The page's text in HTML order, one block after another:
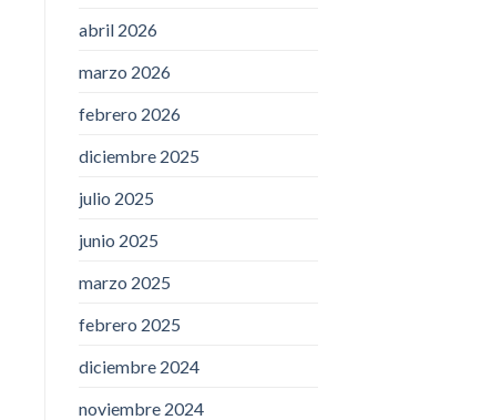
abril 2026
marzo 2026
febrero 2026
diciembre 2025
julio 2025
junio 2025
marzo 2025
febrero 2025
diciembre 2024
noviembre 2024